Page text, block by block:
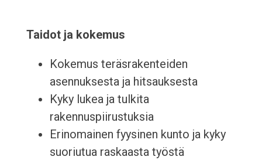
Taidot ja kokemus
Kokemus teräsrakenteiden
asennuksesta ja hitsauksesta
Kyky lukea ja tulkita
rakennuspiirustuksia
Erinomainen fyysinen kunto ja kyky
suoriutua raskaasta työstä